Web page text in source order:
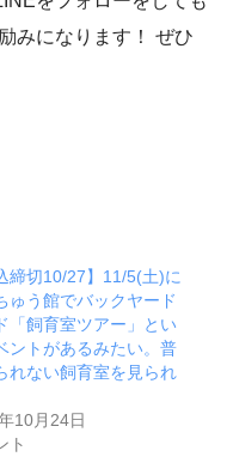
みになります！ ぜひ
締切10/27】11/5(土)に
ゅう館でバックヤード
「飼育室ツアー」とい
ントがあるみたい。普
れない飼育室を見られ
10月24日
ト